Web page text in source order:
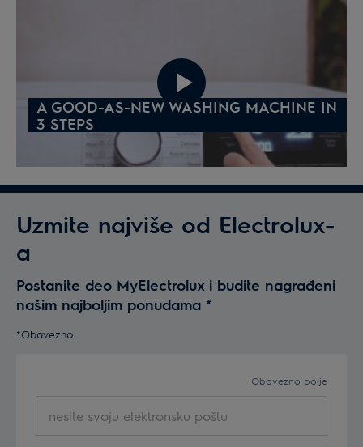
A GOOD-AS-NEW WASHING MACHINE IN
3 STEPS
Uzmite najviše od Electrolux-
a
Postanite deo MyElectrolux i budite nagrađeni
našim najboljim ponudama *
*Obavezno
Obavezno polje
svoju